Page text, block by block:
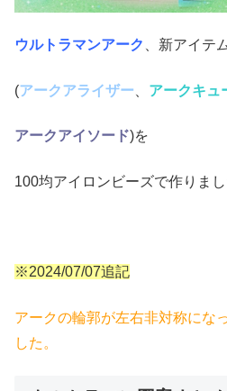
ウルトラマンアーク 、新アイテ
(アークアライザー アークキュ
アークアイソード)を
100均アイロンビーズで作りまし
※2024/07/07追記
アークの輪郭が左右非対称にな
した。